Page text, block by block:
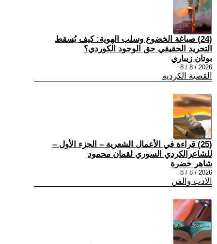
(24) صياغة الخضوع وسلب الهوية: كيف يُسقط
التجريد الحقيقي حق الوجود الكوردي؟
بوتان زيباري
2026 / 8 / 8
القضية الكردية
(25) قراءة في الأعمال الشعرية – الجزء الأول –
للشاعرالكردي السوري لقمان محمود
شاهر خضرة
2026 / 8 / 8
الادب والفن